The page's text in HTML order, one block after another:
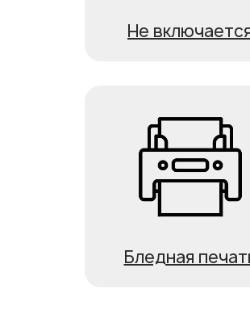
Не
Бледная